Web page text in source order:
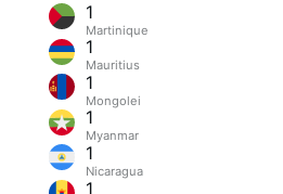
1
Martinique
1
Mauritius
1
Mongolei
1
Myanmar
1
Nicaragua
1